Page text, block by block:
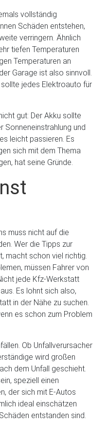
vollständig
Schäden entstehen,
verringern. Ähnlich
tiefen Temperaturen
Temperaturen an
Garage ist also sinnvoll.
jedes Elektroauto für
gut: Der Akku sollte
Sonneneinstrahlung und
leicht passieren. Es
sich mit dem Thema
hat seine Gründe.
muss nicht auf die
Wer die Tipps zur
macht schon viel richtig.
müssen Fahrer von
jede Kfz-Werkstatt
Es lohnt sich also,
in der Nähe zu suchen.
es schon zum Problem
Ob Unfallverursacher
wird großen
dem Unfall geschieht.
speziell einen
der sich mit E-Autos
ideal einschätzen
entstanden sind.